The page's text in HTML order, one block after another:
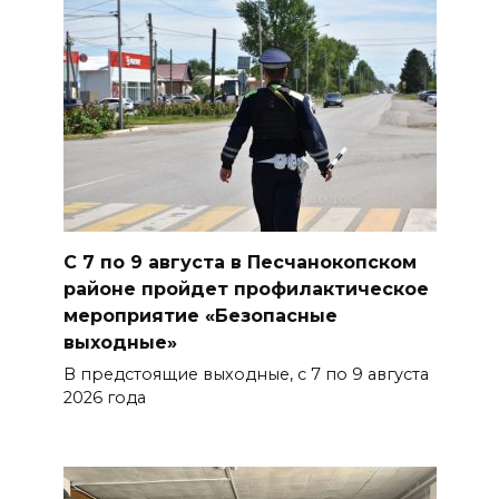
07 августа 2026 14:33
В Батайске в заброшенном
здании произошло короткое
07 августа 2026 14:30
Учиться, чтобы работать
07 августа 2026 14:28
Раскаленный август
07 августа 2026 14:28
новому «Метеору» присвоили
С 7 по 9 августа в Песчанокопском
районе пройдет профилактическое
мероприятие «Безопасные
выходные»
В предстоящие выходные, с 7 по 9 августа
2026 года